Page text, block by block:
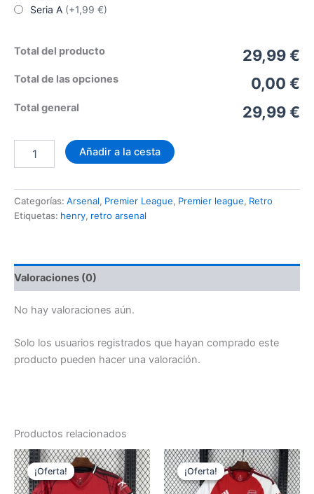
Seria A (+1,99 €)
Total del producto 29,99 €
Total de las opciones 0,00 €
Total general 29,99 €
Arsenal
2005-
2006
cantidad
Añadir a la cesta
Categorías: Arsenal, Premier League, Premier league, Retro
Etiquetas: henry, retro arsenal
Valoraciones (0)
No hay valoraciones aún.
Solo los usuarios registrados que hayan comprado este
producto pueden hacer una valoración.
Productos relacionados
¡Oferta!
¡Oferta! ¡Oferta!
¡Oferta!